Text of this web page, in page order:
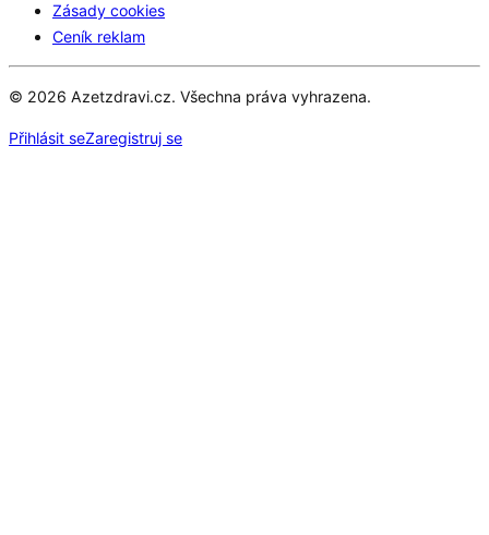
Zásady cookies
Ceník reklam
© 2026 Azetzdravi.cz. Všechna práva vyhrazena.
Přihlásit seZaregistruj se